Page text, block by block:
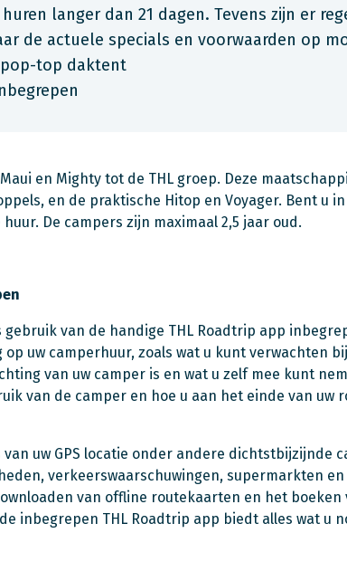
langer dan 21 dagen. Tevens zijn er
de actuele specials en voorwaarden op
top daktent
en Mighty tot de THL groep. Deze
en de praktische Hitop en Voyager. Bent u
De campers zijn maximaal 2,5 jaar oud.
van de handige THL Roadtrip app
uw camperhuur, zoals wat u kunt verwachten
van uw camper is en wat u zelf mee kunt
van de camper en hoe u aan het einde van uw
uw GPS locatie onder andere dichtstbijzijnde
verkeerswaarschuwingen, supermarkten
van offline routekaarten en het boeken
inbegrepen THL Roadtrip app biedt alles wat u